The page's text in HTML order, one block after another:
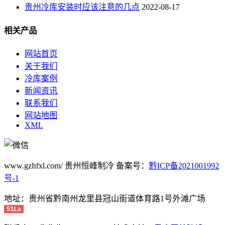
贵州冷库安装时应该注意的几点 2022-08-17
相关产品
网站首页
关于我们
冷库案例
新闻资讯
联系我们
网站地图
XML
www.gzhfxl.com/ 贵州恒峰制冷 备案号： 黔ICP备2021001992
号-1
地址：贵州省黔南州龙里县冠山街道体育路1号外滩广场
51La